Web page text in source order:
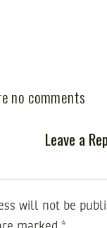
no comments
Leave a
will not be